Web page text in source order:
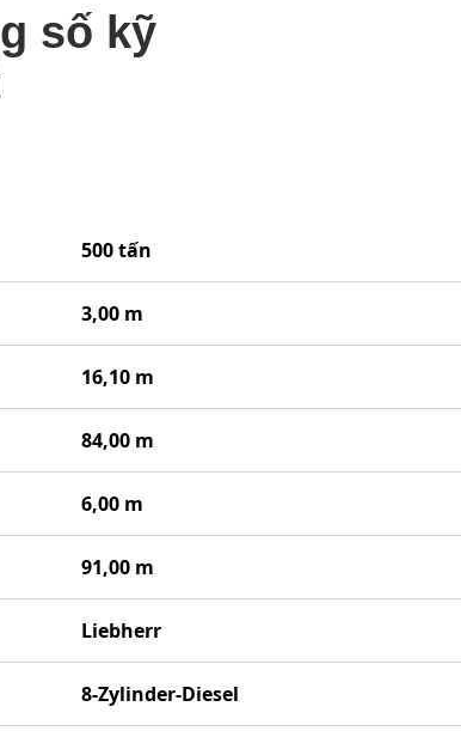
số kỹ
500 tấn
3,00 m
16,10 m
84,00 m
6,00 m
91,00 m
Liebherr
8-Zylinder-Diesel